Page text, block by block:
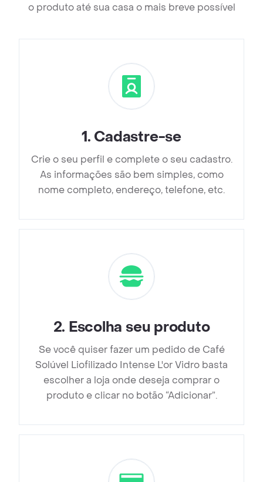
o produto até sua casa o mais breve possível
1. Cadastre-se
Crie o seu perfil e complete o seu cadastro.
As informações são bem simples, como
nome completo, endereço, telefone, etc.
2. Escolha seu produto
Se você quiser fazer um pedido de Café
Solúvel Liofilizado Intense L'or Vidro basta
escolher a loja onde deseja comprar o
produto e clicar no botão “Adicionar”.